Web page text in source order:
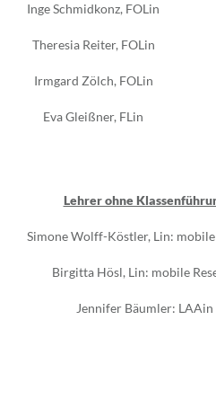
Inge Schmidkonz, FOLin
Theresia Reiter, FOLin
Irmgard Zölch, FOLin
Eva Gleißner, FLin
Lehrer ohne
Simone Wolff-Köstler, Lin: mobile
Birgitta Hösl, Lin: mobile
Jennifer Bäumler: LAAin